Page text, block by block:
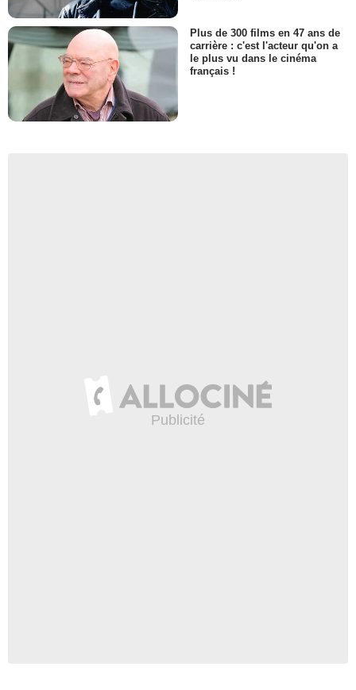
Plus de 300 films en 47 ans de
carrière : c'est l'acteur qu'on a
le plus vu dans le cinéma
français !